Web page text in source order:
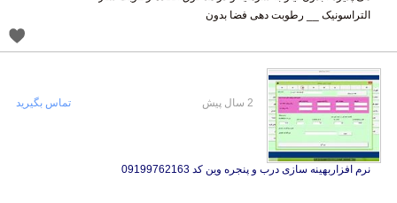
التراسونیک __ رطوبت دهی فضا بدون
نرم افزاربهینه سازی درب و پنجره وین کد 09199762163
تماس بگیرید